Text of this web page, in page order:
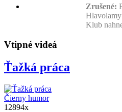
Zrušené:
Klub
Vtipné videá
Ťažká práca
Čierny humor
12894x